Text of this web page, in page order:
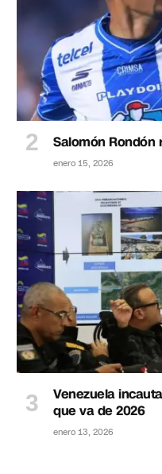
Salomón Rondón
enero 15, 2026
Venezuela
que va de 2026
enero 13, 2026